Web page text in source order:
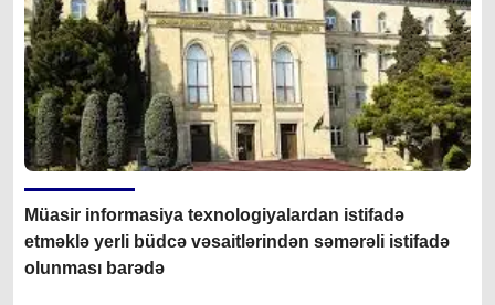
Müasir informasiya texnologiyalardan istifadə
etməklə yerli büdcə vəsaitlərindən səmərəli istifadə
olunması barədə